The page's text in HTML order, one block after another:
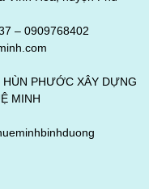
– 0909768402
PHƯỚC XÂY DỰNG
MINH